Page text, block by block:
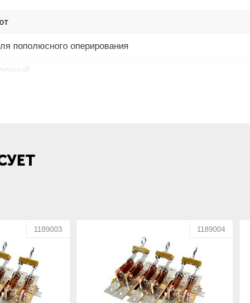
пополюсного оперирования
1189003 1189004